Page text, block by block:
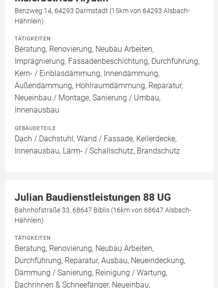
Benzweg 14, 64293 Darmstadt (15km von 64293 Alsbach-
Hähnlein)
TÄTIGKEITEN
Beratung, Renovierung, Neubau Arbeiten,
Imprägnierung, Fassadenbeschichtung, Durchführung,
Kern- / Einblasdämmung, Innendämmung,
Außendämmung, Hohlraumdämmung, Reparatur,
Neueinbau / Montage, Sanierung / Umbau,
Innenausbau
GEBÄUDETEILE
Dach / Dachstuhl, Wand / Fassade, Kellerdecke,
Innenausbau, Lärm- / Schallschutz, Brandschutz
Julian Baudienstleistungen 88 UG
Bahnhofstraße 33, 68647 Biblis (16km von 68647 Alsbach-
Hähnlein)
TÄTIGKEITEN
Beratung, Renovierung, Neubau Arbeiten,
Durchführung, Reparatur, Ausbau, Neueindeckung,
Dämmung / Sanierung, Reinigung / Wartung,
Dachrinnen & Schneefänger, Neueinbau,